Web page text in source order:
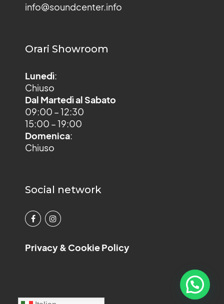
info@soundcenter.info
Orari Showroom
Lunedì:
Chiuso
Dal Martedì al Sabato
09:00 – 12:30
15:00 – 19:00
Domenica:
Chiuso
Social network
Privacy & Cookie Policy